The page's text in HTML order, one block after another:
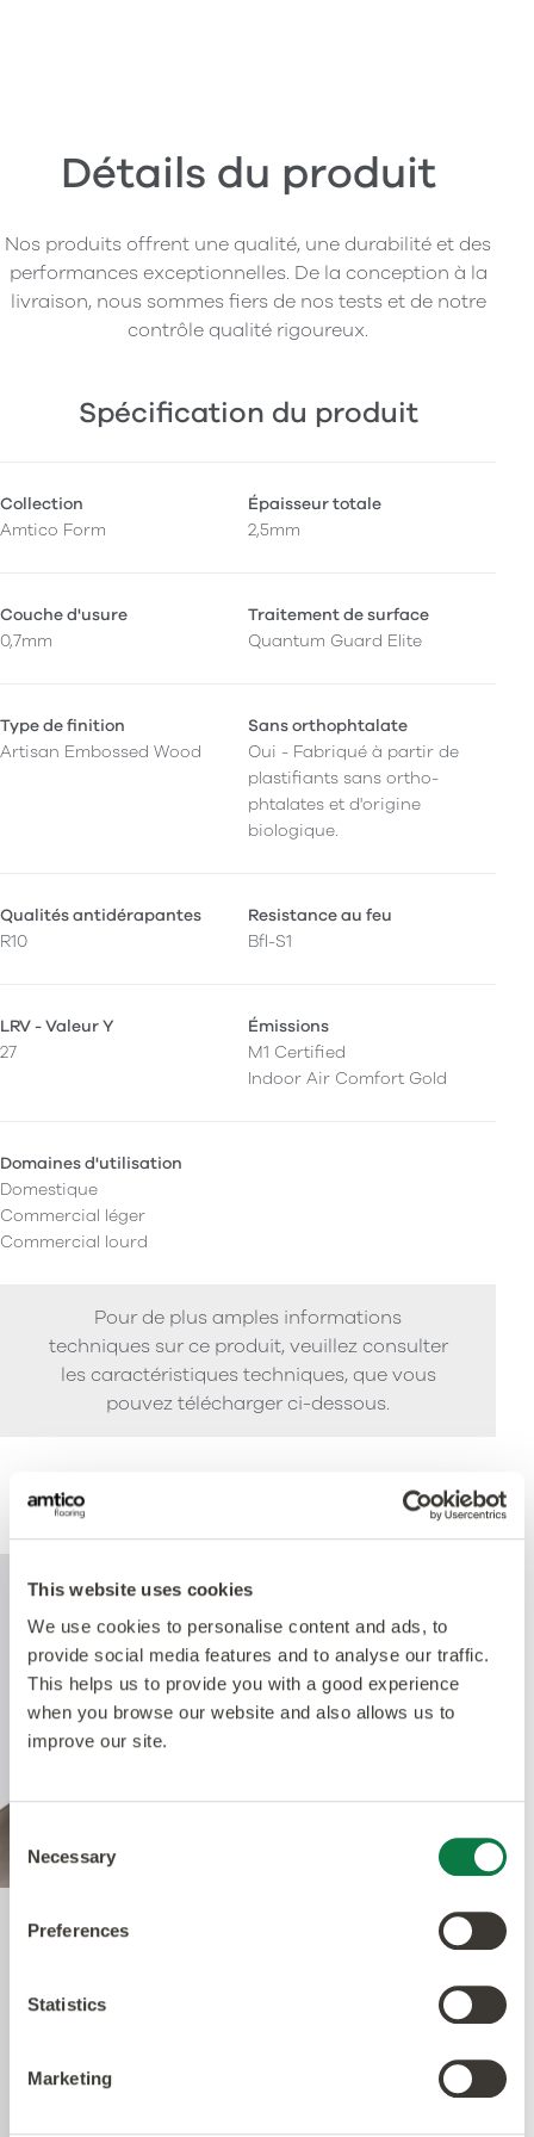
This website uses cookies
We use cookies to personalise content and ads, to
provide social media features and to analyse our traffic.
This helps us to provide you with a good experience
when you browse our website and also allows us to
improve our site.
Selection
Necessary
Preferences
Statistics
Marketing
Détails du produit
Nos produits offrent une qualité, une durabilité et des
performances exceptionnelles. De la conception à la
livraison, nous sommes fiers de nos tests et de notre
contrôle qualité rigoureux.
Spécification du produit
Collection
Amtico Form
Épaisseur totale
2,5mm
Couche d'usure
0,7mm
Traitement de surface
Quantum Guard Elite
Type de finition
Artisan Embossed Wood
Sans orthophtalate
Oui - Fabriqué à partir de
plastifiants sans ortho-
phtalates et d'origine
biologique.
Qualités antidérapantes
R10
Resistance au feu
Bfl-S1
LRV - Valeur Y
27
Émissions
M1 Certified
Indoor Air Comfort Gold
Domaines d'utilisation
Domestique
Commercial léger
Commercial lourd
Pour de plus amples informations
techniques sur ce produit, veuillez consulter
les caractéristiques techniques, que vous
pouvez télécharger ci-dessous.
Un des bénéfices premiers de notre système à